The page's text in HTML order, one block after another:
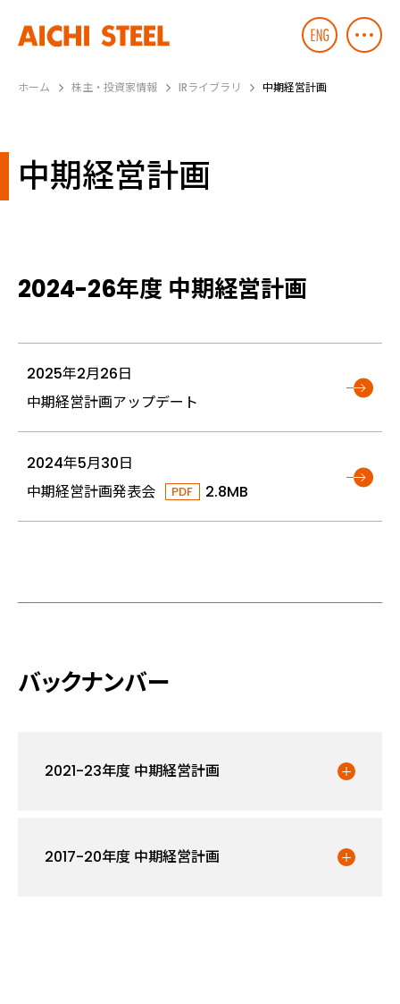
ホーム 株主・投資家情報 IRライブラリ 中期経営計画
中期経営計画
2024-26年度 中期経営計画
2025年2月26日
中期経営計画アップデート
2024年5月30日
中期経営計画発表会
2.8MB
バックナンバー
2021-23年度 中期経営計画
2017-20年度 中期経営計画